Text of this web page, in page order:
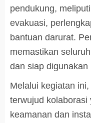
pendukung,
evakuasi,
bantuan darurat.
memastikan
dan siap
Melalui kegiatan
terwujud kolaborasi
keamanan dan